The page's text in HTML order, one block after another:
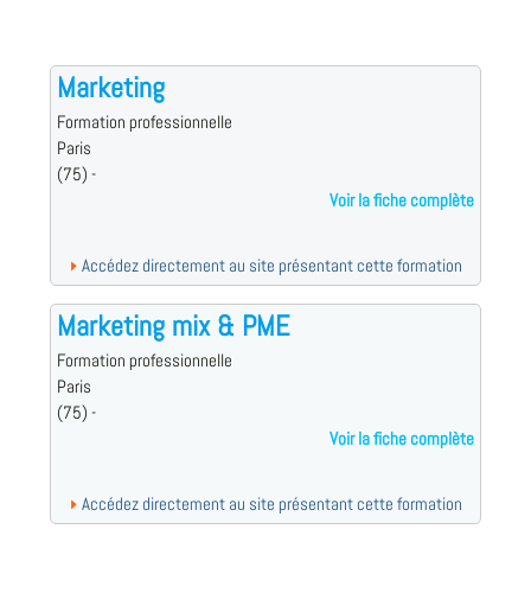
Marketing
Formation professionnelle
Paris
(75) -
Voir la fiche complète
Accédez directement au site présentant cette formation
Marketing mix & PME
Formation professionnelle
Paris
(75) -
Voir la fiche complète
Accédez directement au site présentant cette formation